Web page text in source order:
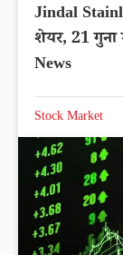
Jindal
शेयर, 21 गुना
News
Stock Market